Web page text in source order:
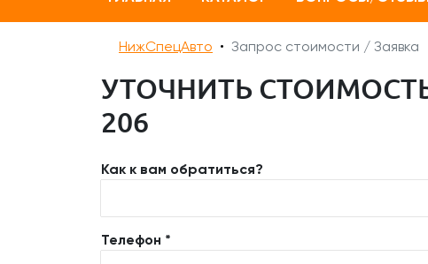
НижСпецАвто Запрос стоимости / Заявка
УТОЧНИТЬ
206
Как к вам обратиться?
Телефон *